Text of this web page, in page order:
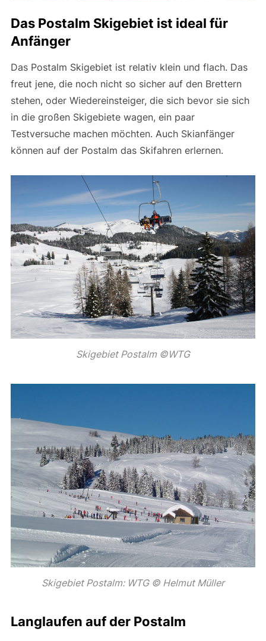
Das Postalm Skigebiet ist ideal für
Anfänger
Das Postalm Skigebiet ist relativ klein und flach. Das
freut jene, die noch nicht so sicher auf den Brettern
stehen, oder Wiedereinsteiger, die sich bevor sie sich
in die großen Skigebiete wagen, ein paar
Testversuche machen möchten. Auch Skianfänger
können auf der Postalm das Skifahren erlernen.
Skigebiet Postalm ©WTG
Skigebiet Postalm: WTG © Helmut Müller
Langlaufen auf der Postalm